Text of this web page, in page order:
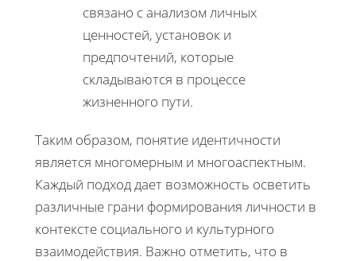
связано с анализом личных
ценностей, установок и
предпочтений, которые
складываются в процессе
жизненного пути.
Таким образом, понятие идентичности
является многомерным и многоаспектным.
Каждый подход дает возможность осветить
различные грани формирования личности в
контексте социального и культурного
взаимодействия. Важно отметить, что в